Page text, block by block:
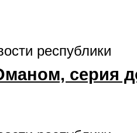
республики
серия